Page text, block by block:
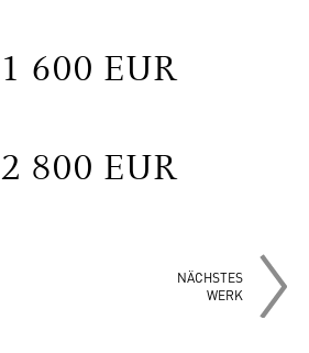
1 600 EUR
2 800 EUR
NÄCHSTES
WERK